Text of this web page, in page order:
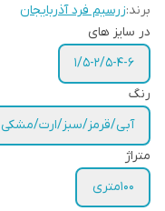
برند:زرسیم فرد آذربایجان
در سایز های
1/5-2/5-4-6
رنگ
آبی/قرمز/سبز/ارت/مشکی
متراژ
100متری